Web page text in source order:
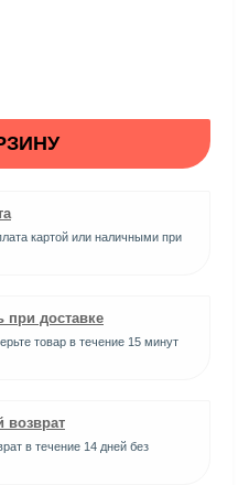
картой или наличными при
при доставке
товар в течение 15 минут
возврат
в течение 14 дней без